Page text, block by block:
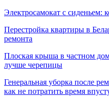
Электросамокат с сиденьем:
Перестройка квартиры в
ремонта
Плоская крыша в частном
лучше черепицы
Генеральная уборка после
как не потратить время